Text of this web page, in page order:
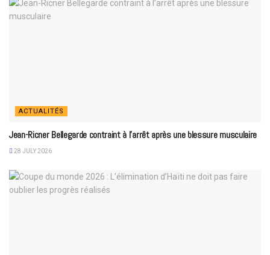
ACTUALITÉS
Jean-Ricner Bellegarde contraint à l’arrêt après une blessure musculaire
28 JULY 2026